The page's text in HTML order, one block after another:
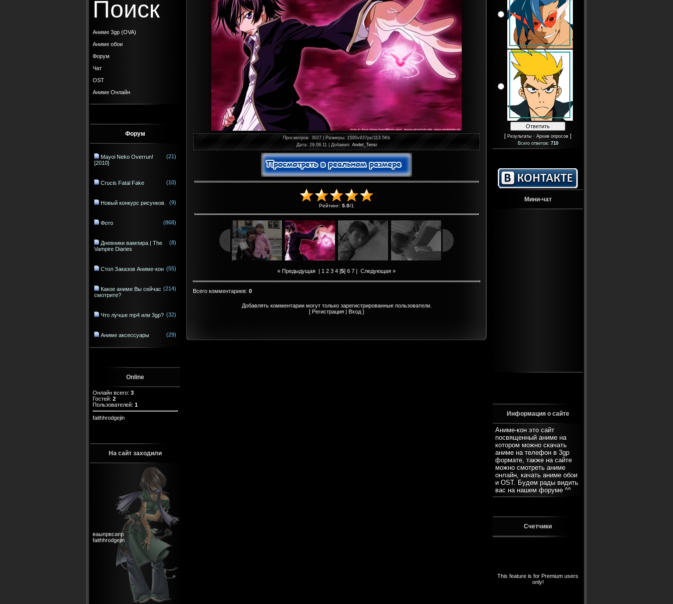
Поиск
Аниме 3gp (OVA)
Аниме обои
Форум
Чат
OST
Аниме Онлайн
Форум
Mayoi Neko Overrun!
[2010]
(21)
Crucis Fatal Fake (10)
Новый конкурс рисунков. (9)
Фото (868)
Дневники вампира | The
Vampire Diaries
(8)
Стол Заказов Аниме-кон (55)
Какое аниме Вы сейчас
смотрите?
(214)
Что лучше mp4 или 3gp? (32)
Аниме аксессуары (29)
Online
Онлайн всего: 3
Гостей: 2
Пользователей: 1
faithhrodgejin
На сайт заходили
ваыпрвсапр
faithhrodgejin
Просмотров: 3027 | Размеры: 1500x937px/113.5Kb
Дата: 29.08.11 | Добавил: Andel_Tensi
Рейтинг: 5.0/1
« Предыдущая | 1 2 3 4 [5] 6 7 | Следующая »
Всего комментариев: 0
Добавлять комментарии могут только зарегистрированные пользователи.
[ Регистрация | Вход ]
[ Результаты · Архив опросов ]
Всего ответов: 710
Мини-чат
Информация о сайте
Аниме-кон это сайт
посвященный аниме на
котором можно скачать
аниме на телефон в 3gp
формате, также на сайте
можно смотреть аниме
онлайн, качать аниме обои
и OST. Будем рады видить
вас на нашем форуме ^^
Счетчики
This feature is for Premium users
only!